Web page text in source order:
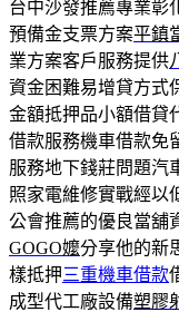
台中沙發推薦專業彰
預備金支票方案平鎮
業方案客戶服務提供
資金困難易增貸方式
金額抵押品小額借貸
借款服務機車借款免
服務地下錢莊問題汽
照家電維修實戰經以
公會推薦的優良當舖
GOGO嬤分享他的新
樣抵押三重機車借款
成型代工廠設備塑膠